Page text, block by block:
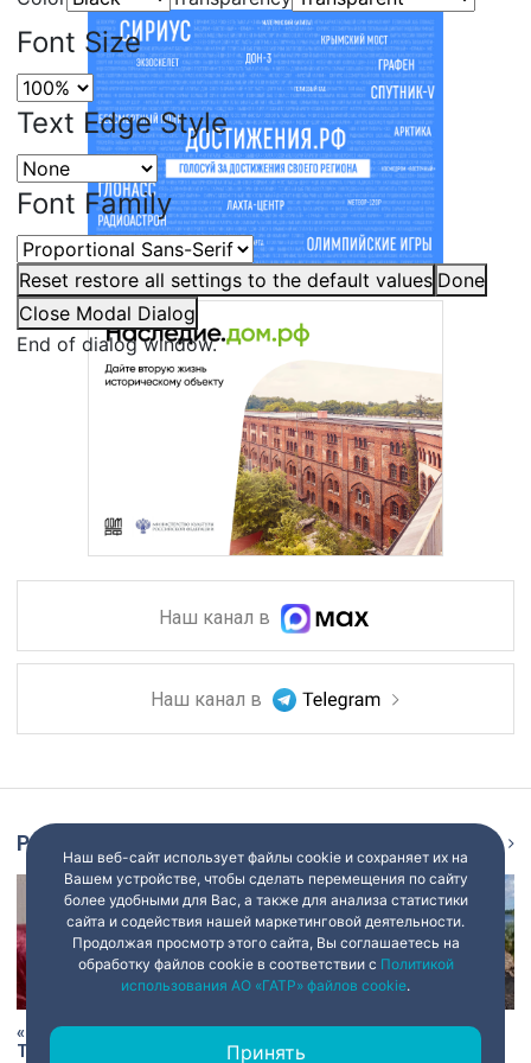
Font Size
Text Edge Style
Font Family
Reset restore all settings to the default values Done
Close Modal Dialog
End of dialog window.
Наш канал в
Наш канал в
Репортаж Ещё
«Есть хочу!»: история Анны
Трусовой, пережившей
В Старой Ладоге археологи
нашли крест XI века и
Наш веб-сайт использует файлы cookie и сохраняет их на
Вашем устройстве, чтобы сделать перемещения по сайту
более удобными для Вас, а также для анализа статистики
сайта и содействия нашей маркетинговой деятельности.
Продолжая просмотр этого сайта, Вы соглашаетесь на
обработку файлов cookie в соответствии с Политикой
использования АО «ГАТР» файлов cookie.
Принять